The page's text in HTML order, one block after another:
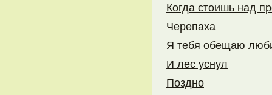
Когда стоишь над
Черепаха
Я тебя обещаю
И лес уснул
Поздно